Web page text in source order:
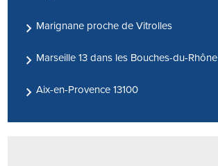
Marignane proche de Vitrolles
Marseille 13 dans les Bouches-du-Rhône
Aix-en-Provence 13100